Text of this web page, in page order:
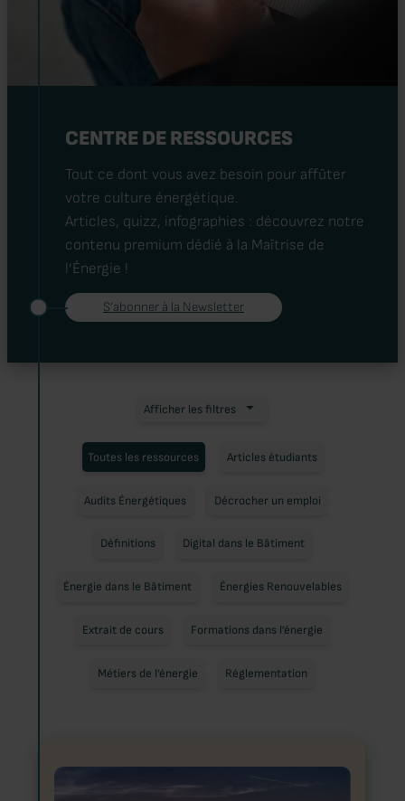
CENTRE DE RESSOURCES
Tout ce dont vous avez besoin pour affûter
votre culture énergétique.
Articles, quizz, infographies : découvrez notre
contenu premium dédié à la Maîtrise de
l’Énergie !
S’abonner à la Newsletter
Afficher les filtres
Toutes les ressources Articles étudiants
Audits Énergétiques Décrocher un emploi
Définitions Digital dans le Bâtiment
Énergie dans le Bâtiment Énergies Renouvelables
Extrait de cours Formations dans l’énergie
Métiers de l’énergie Réglementation